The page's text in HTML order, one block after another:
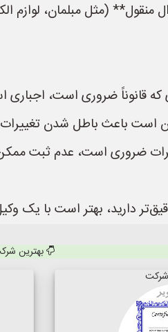
منقول** (مثل مبلمان، لوازم
قانوناً ضروری است،
است باعث باطل شدن
ضروری است، عدم ثبت
دارید، بهتر است با یک
بهترین